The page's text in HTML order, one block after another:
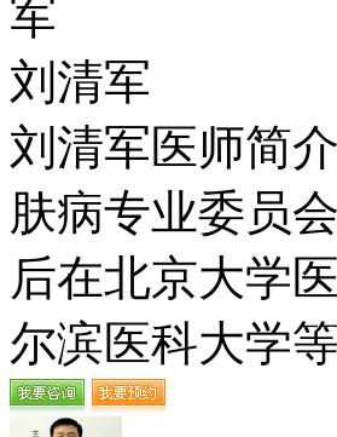
刘清军
刘清军医师简
肤病专业委员
后在北京大学
尔滨医科大学